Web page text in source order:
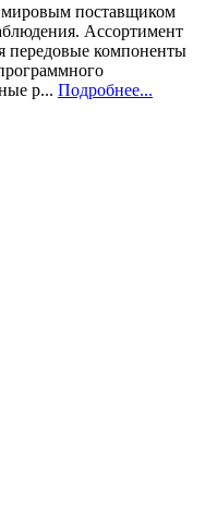
мировым поставщиком
Ассортимент
передовые компоненты
р... Подробнее...